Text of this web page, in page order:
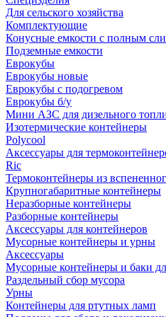
Для сельского хозяйства
Комплектующие
Конусные емкости с полным
Подземные емкости
Еврокубы
Еврокубы новые
Еврокубы с подогревом
Еврокубы б/у
Мини АЗС для дизельного
Изотермические контейнеры
Polycool
Аксессуары для
Ric
Термоконтейнеры из
Крупногабаритные контейнеры
Неразборные контейнеры
Разборные контейнеры
Аксессуары для контейнеров
Мусорные контейнеры и урны
Аксессуары
Мусорные контейнеры и баки
Раздельный сбор мусора
Урны
Контейнеры для ртутных ламп